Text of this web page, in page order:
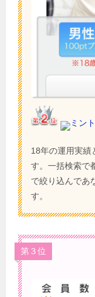
ミン
18年の運用実績
す。一括検索で
で絞り込んであ
す。
第３位